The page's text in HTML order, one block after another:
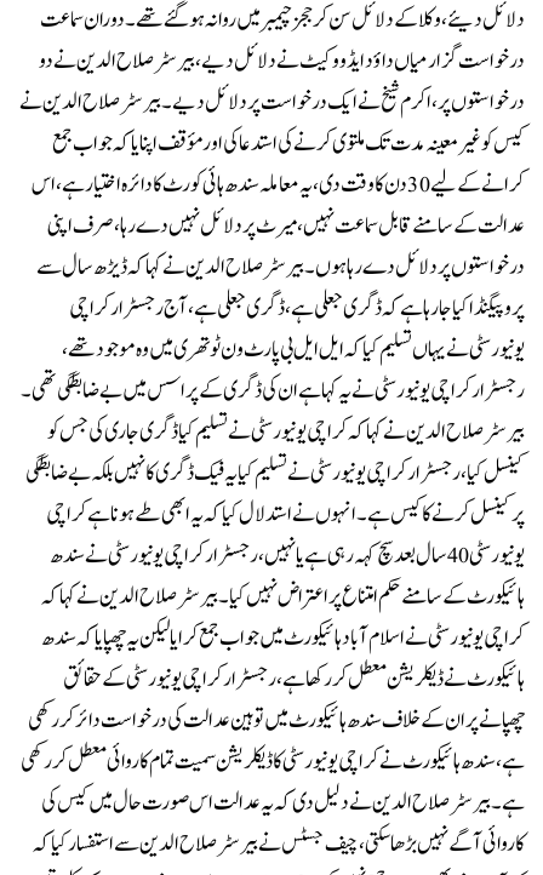
دلائل دیئے، وکلا کے دلائل سن کر ججز چیمبر میں روانہ ہوگئے تھے۔دوران سماعت
درخواست گزار میاں داؤد ایڈووکیٹ نے دلائل دیے، بیرسٹر صلاح الدین نے دو
درخواستوں پر، اکرم شیخ نے ایک درخواست پر دلائل دیے۔بیرسٹر صلاح الدین نے
کیس کو غیر معینہ مدت تک ملتوی کرنے کی استدعا کی اور مؤقف اپنایا کہ جواب جمع
کرانے کے لیے 30 دن کا وقت دی، یہ معاملہ سندھ ہائی کورٹ کا دائرہ اختیار ہے، اس
عدالت کے سامنے قابل سماعت نہیں، میرٹ پر دلائل نہیں دے رہا، صرف اپنی
درخواستوں پر دلائل دے رہا ہوں۔بیرسٹر صلاح الدین نے کہا کہ ڈیڑھ سال سے
پروپیگنڈا کیا جا رہا ہے کہ ڈگری جعلی ہے، ڈگری جعلی ہے، آج رجسٹرار کراچی
یونیورسٹی نے یہاں تسلیم کیا کہ ایل ایل بی پارٹ ون ٹو تھری میں وہ موجود تھے،
رجسٹرار کراچی یونیورسٹی نے یہ کہا ہے ان کی ڈگری کے پراسس میں بےضابطگی تھی۔
بیرسٹر صلاح الدین نے کہا کہ کراچی یونیورسٹی نے تسلیم کیا ڈگری جاری کی جس کو
کینسل کیا، رجسٹرار کراچی یونیورسٹی نے تسلیم کیا یہ فیک ڈگری کا نہیں بلکہ بے ضابطگی
پر کینسل کرنے کا کیس ہے۔انہوں نے استدلال کیا کہ یہ ابھی طے ہونا ہے کراچی
یونیورسٹی 40 سال بعد سچ کہہ رہی ہے یا نہیں، رجسٹرار کراچی یونیورسٹی نے سندھ
ہائیکورٹ کے سامنے حکم امتناع پر اعتراض نہیں کیا۔بیرسٹر صلاح الدین نے کہا کہ
کراچی یونیورسٹی نے اسلام آباد ہائیکورٹ میں جواب جمع کرایا لیکن یہ چھپایا کہ سندھ
ہائیکورٹ نے ڈیکلریشن معطل کر رکھا ہے، رجسٹرار کراچی یونیورسٹی کے حقائق
چھپانے پر ان کے خلاف سندھ ہائیکورٹ میں توہین عدالت کی درخواست دائر کر رکھی
ہے، سندھ ہائیکورٹ نے کراچی یونیورسٹی کا ڈیکلریشن سمیت تمام کاروائی معطل کر رکھی
ہے۔بیرسٹر صلاح الدین نے دلیل دی کہ یہ عدالت اس صورت حال میں کیس کی
کاروائی آگے نہیں بڑھا سکتی، چیف جسٹس نے بیرسٹر صلاح الدین سے استفسار کیا کہ